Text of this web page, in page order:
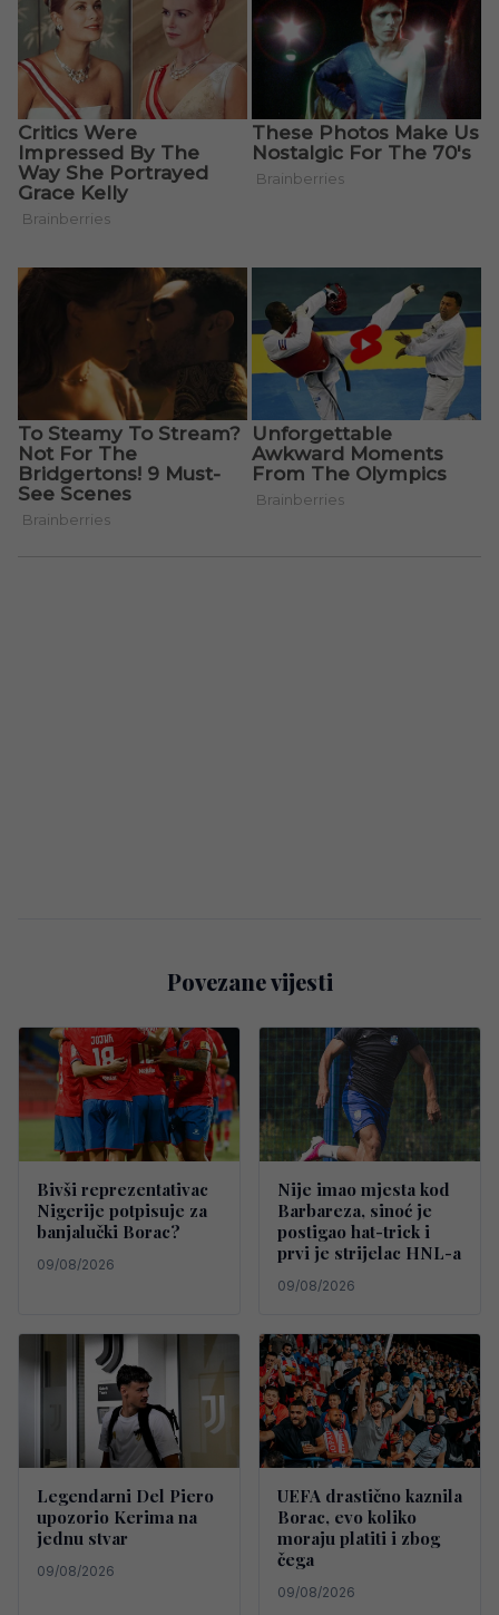
Povezane vijesti
Bivši reprezentativac
Nigerije potpisuje za
banjalučki Borac?
09/08/2026
Nije imao mjesta kod
Barbareza, sinoć je
postigao hat-trick i
prvi je strijelac HNL-a
09/08/2026
Legendarni Del Piero
upozorio Kerima na
jednu stvar
09/08/2026
UEFA drastično kaznila
Borac, evo koliko
moraju platiti i zbog
čega
09/08/2026